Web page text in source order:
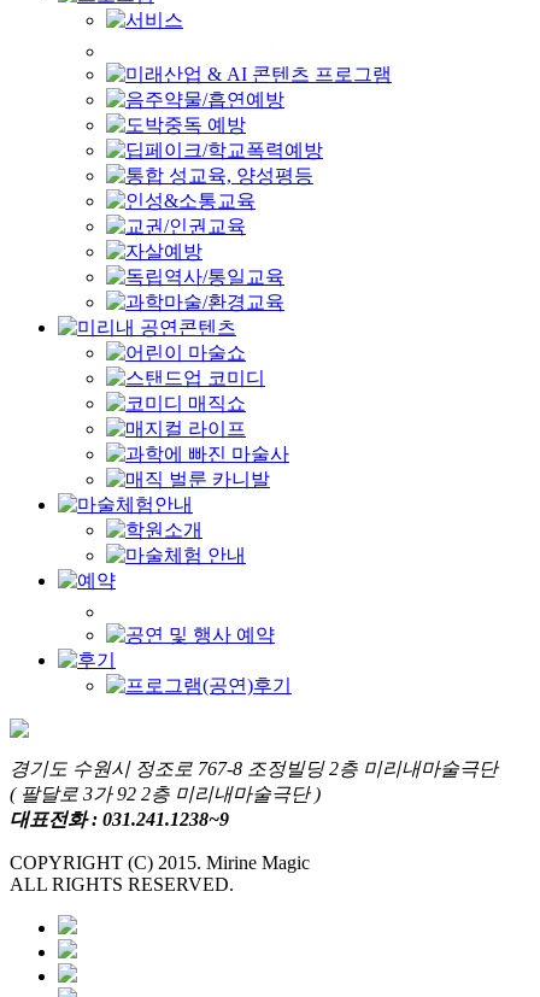
경기도 수원시 정조로 767-8 조정빌딩 2층 미리내마술극단
( 팔달로 3가 92 2층 미리내마술극단 )
대표전화 : 031.241.1238~9
COPYRIGHT (C) 2015. Mirine Magic
ALL RIGHTS RESERVED.